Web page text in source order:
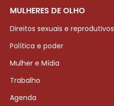
MULHERES DE OLHO
Direitos sexuais e reprodutivos
Política e poder
Mulher e Mídia
Trabalho
Agenda